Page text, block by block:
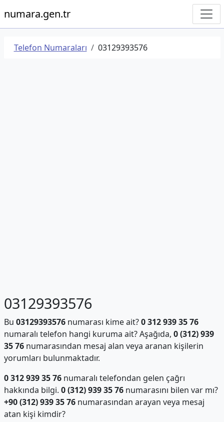
numara.gen.tr
Telefon Numaraları 03129393576
03129393576
Bu 03129393576numarası kime ait?0 312 939 35 76
numaralı telefon hangi kuruma ait? Aşağıda, 0 (312) 939
35 76numarasından mesaj alan veya aranan kişilerin
yorumları bulunmaktadır.
0 312 939 35 76numaralı telefondan gelen çağrı
hakkında bilgi. 0 (312) 939 35 76numarasını bilen var mı?
+90 (312) 939 35 76numarasından arayan veya mesaj
atan kişi kimdir?